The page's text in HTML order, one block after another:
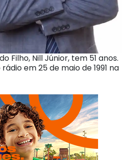
Filho, Nill Júnior, tem 51 anos.
em 25 de maio de 1991 na